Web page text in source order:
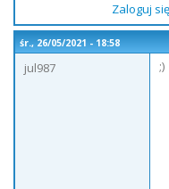
Zaloguj się
śr., 26/05/2021 - 18:58
jul987
;)